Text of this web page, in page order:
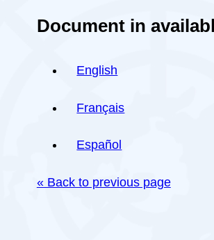
Document in
English
Français
Español
« Back to previous page